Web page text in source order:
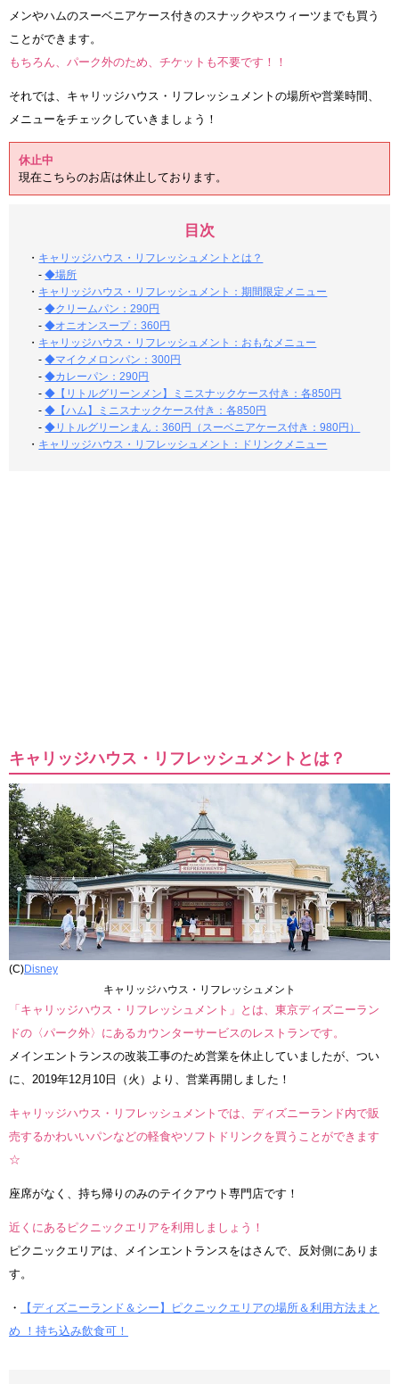
メンやハムのスーベニアケース付きのスナックやスウィーツまでも買う
ことができます。
もちろん、パーク外のため、チケットも不要です！！
それでは、キャリッジハウス・リフレッシュメントの場所や営業時間、
メニューをチェックしていきましょう！
休止中
現在こちらのお店は休止しております。
目次
・ キャリッジハウス・リフレッシュメントとは？
-◆場所
・ キャリッジハウス・リフレッシュメント：期間限定メニュー
-◆クリームパン：290円
-◆オニオンスープ：360円
・ キャリッジハウス・リフレッシュメント：おもなメニュー
-◆マイクメロンパン：300円
-◆カレーパン：290円
-◆【リトルグリーンメン】ミニスナックケース付き：各850円
-◆【ハム】ミニスナックケース付き：各850円
-◆リトルグリーンまん：360円（スーベニアケース付き：980円）
・ キャリッジハウス・リフレッシュメント：ドリンクメニュー
キャリッジハウス・リフレッシュメントとは？
(C)Disney
キャリッジハウス・リフレッシュメント
「キャリッジハウス・リフレッシュメント」とは、東京ディズニーラン
ドの〈パーク外〉にあるカウンターサービスのレストランです。
メインエントランスの改装工事のため営業を休止していましたが、つい
に、2019年12月10日（火）より、営業再開しました！
キャリッジハウス・リフレッシュメントでは、ディズニーランド内で販
売するかわいいパンなどの軽食やソフトドリンクを買うことができます
☆
座席がなく、持ち帰りのみのテイクアウト専門店です！
近くにあるピクニックエリアを利用しましょう！
ピクニックエリアは、メインエントランスをはさんで、反対側にありま
す。
・
【ディズニーランド＆シー】ピクニックエリアの場所＆利用方法まと
め ！持ち込み飲食可！